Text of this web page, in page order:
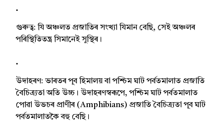
গুৰুত্ব: যি অঞ্চলত প্ৰজাতিৰ সংখ্যা যিমান বেছি, সেই অঞ্চলৰ
পৰিস্থিতিতন্ত্ৰ সিমানেই সুস্থিৰ।
উদাহৰণ: ভাৰতৰ পূব হিমালয় বা পশ্চিম ঘাট পৰ্বতমালাত প্ৰজাতি
বৈচিত্ৰ্যতা অতি উচ্চ। উদাহৰণস্বৰূপে, পশ্চিম ঘাট পৰ্বতমালাত
পোৱা উভচৰ প্ৰাণীৰ (Amphibians) প্ৰজাতি বৈচিত্ৰ্যতা পূব ঘাট
পৰ্বতমালাতকৈ বহু বেছি।